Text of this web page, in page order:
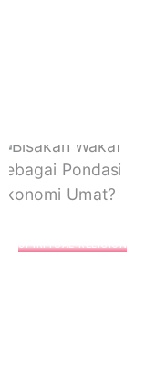
SPIRITUAL-RELIGION